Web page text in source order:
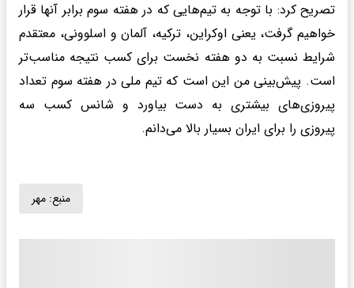
تصریح کرد: با توجه به تیم‌هایی که در هفته سوم برابر آنها قرار
خواهیم گرفت، یعنی اوکراین، ترکیه، آلمان و اسلوونی، معتقدم
شرایط نسبت به دو هفته نخست برای کسب نتیجه مناسب‌تر
است. پیش‌بینی من این است که تیم ملی در هفته سوم تعداد
پیروزی‌های بیشتری به دست بیاورد و شانس کسب سه
پیروزی را برای ایران بسیار بالا می‌دانم.
منبع: مهر